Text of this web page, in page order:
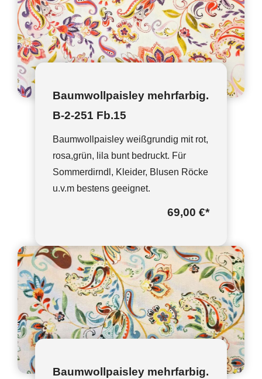
Baumwollpaisley mehrfarbig.
B-2-251 Fb.15
Baumwollpaisley weißgrundig mit rot,
rosa,grün, lila bunt bedruckt. Für
Sommerdirndl, Kleider, Blusen Röcke
u.v.m bestens geeignet.
69,00 €*
Baumwollpaisley mehrfarbig.